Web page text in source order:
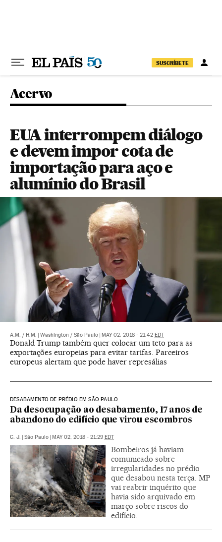
SUSCRÍBETE
Acervo
EUA interrompem diálogo
e devem impor cota de
importação para aço e
alumínio do Brasil
A.M. / H.M. Washington / São Paulo MAY 02, 2018 - 21:42 EDT
Donald Trump também quer colocar um teto para as
exportações europeias para evitar tarifas. Parceiros
europeus alertam que pode haver represálias
DESABAMENTO DE PRÉDIO EM SÃO PAULO
Da desocupação ao desabamento, 17 anos de
abandono do edifício que virou escombros
C. J. São Paulo MAY 02, 2018 - 21:29 EDT
Bombeiros já haviam
comunicado sobre
irregularidades no prédio
que desabou nesta terça. MP
vai reabrir inquérito que
havia sido arquivado em
março sobre riscos do
edifício.